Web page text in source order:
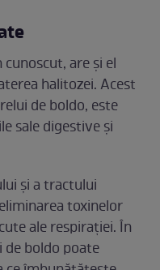
are și el
halitozei. Acest
de boldo, este
sale digestive și
și a tractului
toxinelor
ale respirației. În
de boldo poate